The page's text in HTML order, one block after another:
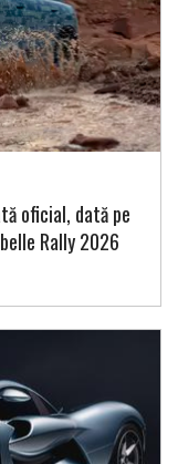
oficial, dată pe
Rally 2026